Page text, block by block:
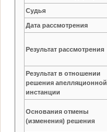
Судья
Дата рассмотрения
Результат рассмотрения
Результат в отношении
решения апелляционной
инстанции
Основания отмены
(изменения) решения